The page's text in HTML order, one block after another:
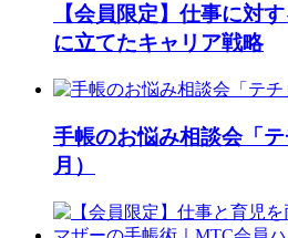
【会員限定】仕事に対
に立てたキャリア戦略
手帳のお悩み相談会「
月）